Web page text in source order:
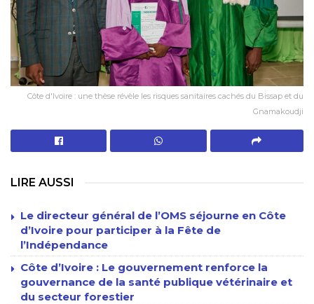
Côte d'Ivoire : une thèse révèle les risques sanitaires cachés du Bissap et du
Gnamakoudji
LIRE AUSSI
Le directeur général de l’OMS séjourne en Côte
d’Ivoire pour participer à la Fête de
l’Indépendance
Côte d’Ivoire : Le gouvernement renforce la
gouvernance de la santé publique vétérinaire et
du secteur forestier